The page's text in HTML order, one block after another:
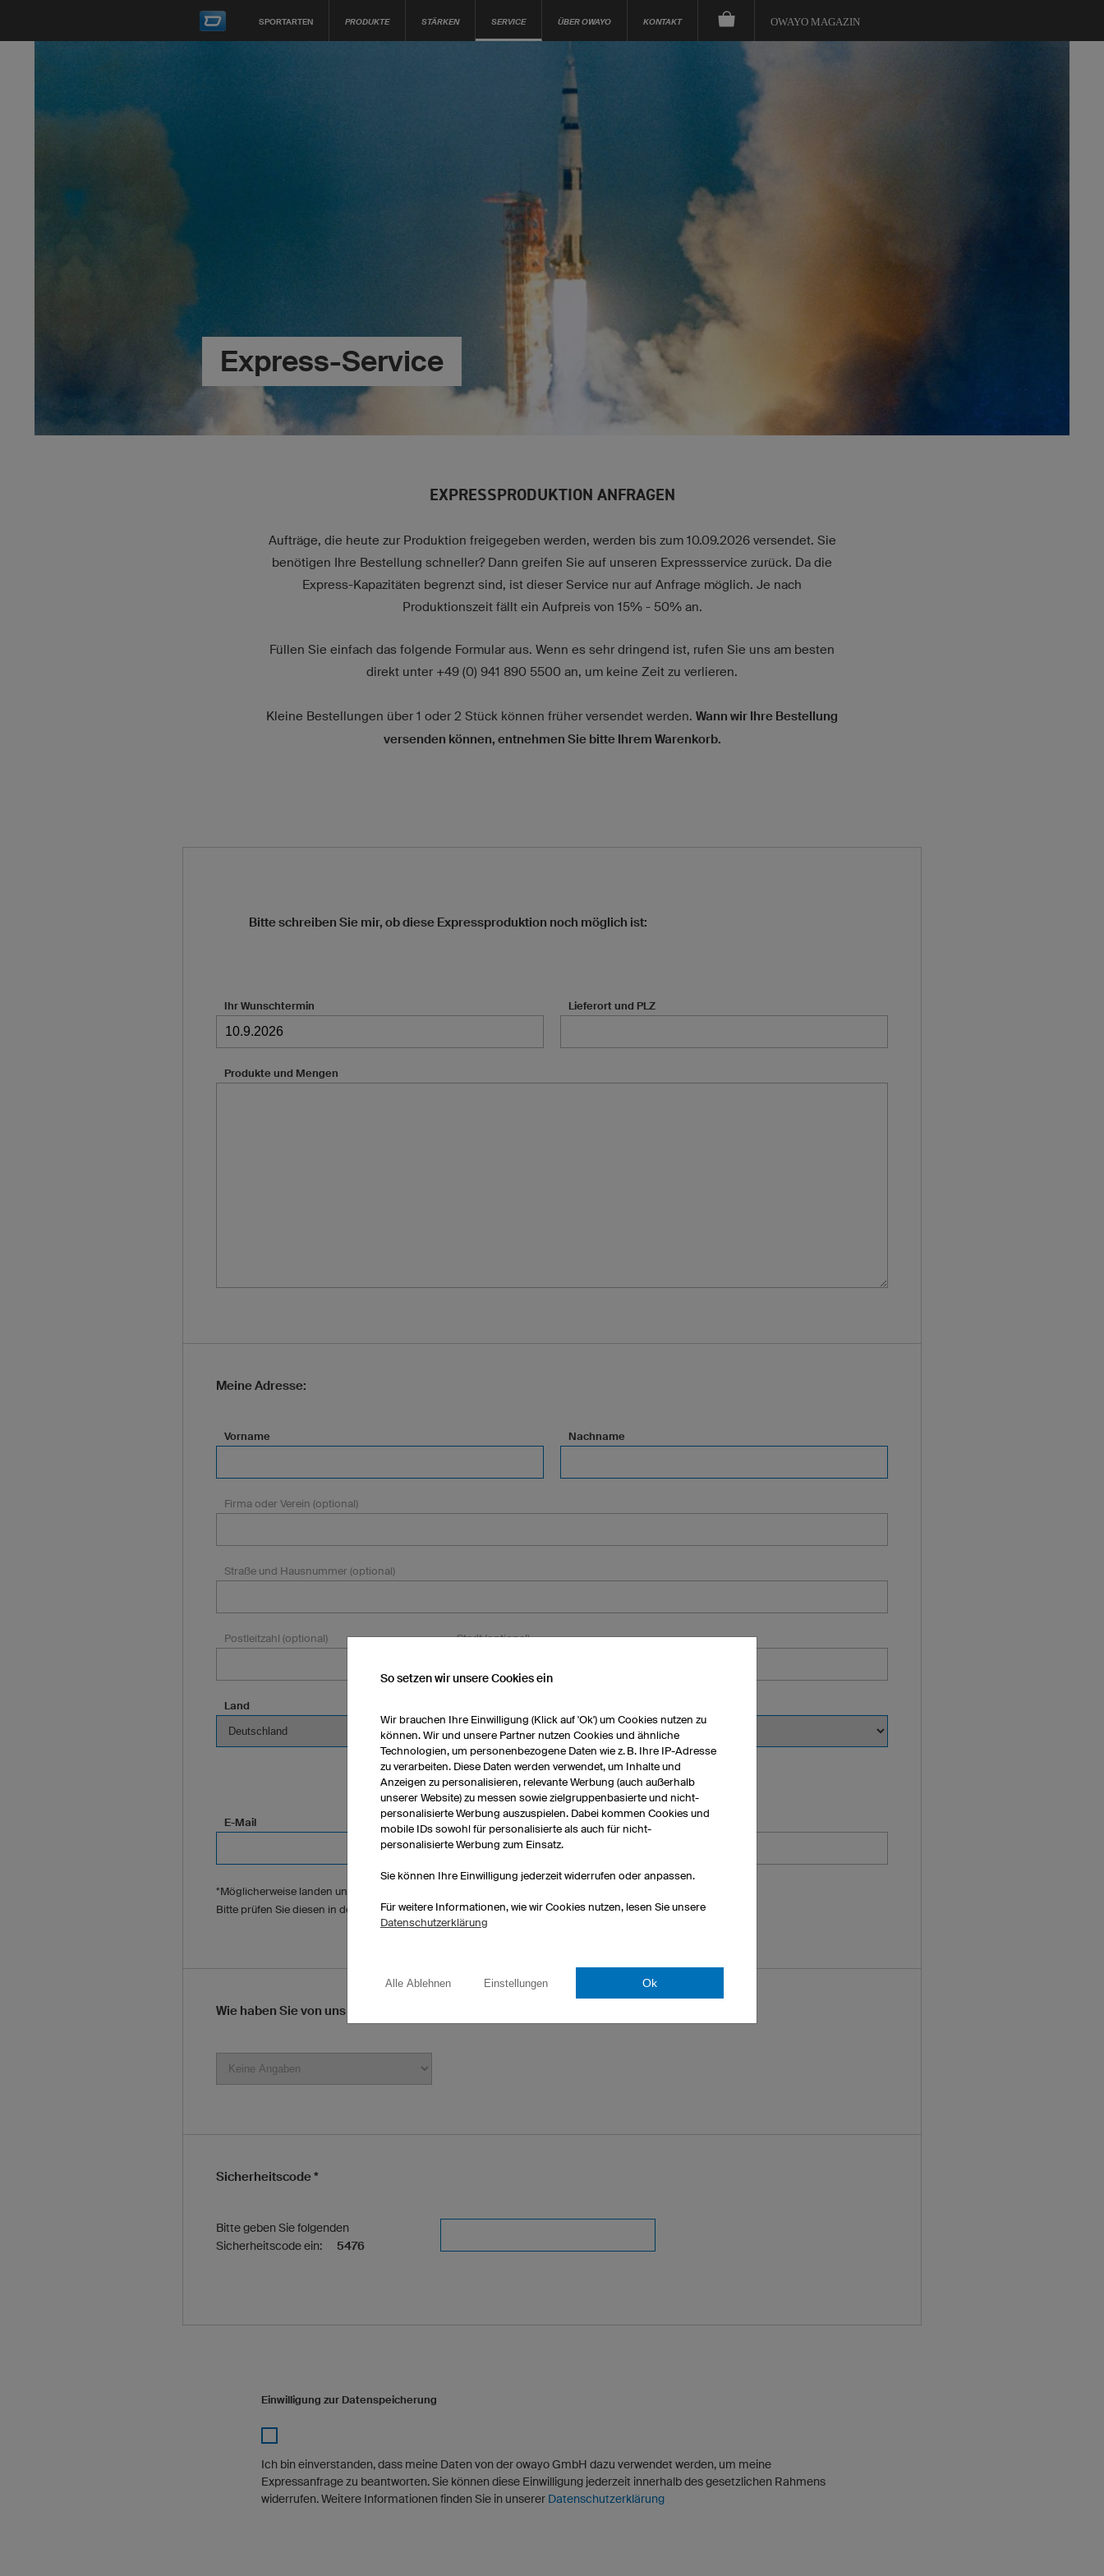
SPORTARTEN PRODUKTE STÄRKEN SERVICE ÜBER OWAYO KONTAKT OWAYO MAGAZIN
Express-Service
EXPRESSPRODUKTION ANFRAGEN
Aufträge, die heute zur Produktion freigegeben werden, werden bis zum 10.09.2026 versendet. Sie
benötigen Ihre Bestellung schneller? Dann greifen Sie auf unseren Expressservice zurück. Da die
Express-Kapazitäten begrenzt sind, ist dieser Service nur auf Anfrage möglich. Je nach
Produktionszeit fällt ein Aufpreis von 15% - 50% an.
Füllen Sie einfach das folgende Formular aus. Wenn es sehr dringend ist, rufen Sie uns am besten
direkt unter +49 (0) 941 890 5500 an, um keine Zeit zu verlieren.
Kleine Bestellungen über 1 oder 2 Stück können früher versendet werden. Wann wir Ihre Bestellung
versenden können, entnehmen Sie bitte Ihrem Warenkorb.
Bitte schreiben Sie mir, ob diese Expressproduktion noch möglich ist:
Ihr Wunschtermin Lieferort und PLZ
Produkte und Mengen
Meine Adresse:
Vorname Nachname
Firma oder Verein (optional)
Straße und Hausnummer (optional)
Postleitzahl (optional) Stadt (optional)
Land
E-Mail
*Möglicherweise landen unsere E-Mails bei Ihnen im Spamordner.
Bitte prüfen Sie diesen in den nächsten Tagen regelmäßig.
Telefonnummer (optional)
Wie haben Sie von uns erfahren?
Sicherheitscode *
Bitte geben Sie folgenden
Sicherheitscode ein:
5476
Einwilligung zur Datenspeicherung
Ich bin einverstanden, dass meine Daten von der owayo GmbH dazu verwendet werden, um meine
Expressanfrage zu beantworten. Sie können diese Einwilligung jederzeit innerhalb des gesetzlichen Rahmens
widerrufen. Weitere Informationen finden Sie in unserer Datenschutzerklärung
So setzen wir unsere Cookies ein
Wir brauchen Ihre Einwilligung (Klick auf 'Ok') um Cookies nutzen zu
können. Wir und unsere Partner nutzen Cookies und ähnliche
Technologien, um personenbezogene Daten wie z. B. Ihre IP-Adresse
zu verarbeiten. Diese Daten werden verwendet, um Inhalte und
Anzeigen zu personalisieren, relevante Werbung (auch außerhalb
unserer Website) zu messen sowie zielgruppenbasierte und nicht-
personalisierte Werbung auszuspielen. Dabei kommen Cookies und
mobile IDs sowohl für personalisierte als auch für nicht-
personalisierte Werbung zum Einsatz.
Sie können Ihre Einwilligung jederzeit widerrufen oder anpassen.
Für weitere Informationen, wie wir Cookies nutzen, lesen Sie unsere
Datenschutzerklärung
Alle Ablehnen Einstellungen Ok